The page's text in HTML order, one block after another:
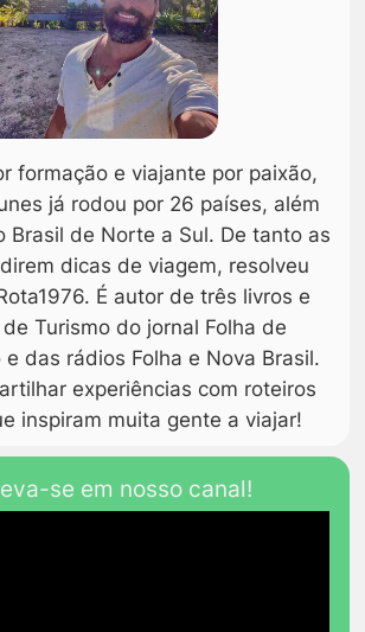
formação e viajante por paixão,
já rodou por 26 países, além
Brasil de Norte a Sul. De tanto as
dicas de viagem, resolveu
É autor de três livros e
Turismo do jornal Folha de
e das rádios Folha e Nova Brasil.
experiências com roteiros
inspiram muita gente a viajar!
se em nosso canal!